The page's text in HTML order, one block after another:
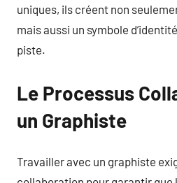
uniques, ils créent non
mais aussi un symbole
piste.
Le Processus
un Graphiste
Travailler avec un graphiste